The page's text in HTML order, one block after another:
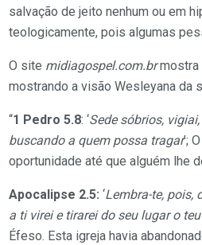
salvação de jeito nenhum ou em
teologicamente, pois algumas
O site midiagospel.com.brmostra
mostrando a visão Wesleyana da
“1 Pedro 5.8: ‘Sede sóbrios,
buscando a quem possa tragar’;
oportunidade até que alguém lhe
Apocalipse 2.5: ‘Lembra-te, pois,
a ti virei e tirarei do seu lugar o
Éfeso. Esta igreja havia